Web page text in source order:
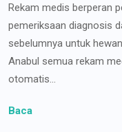
Rekam medis berperan
pemeriksaan diagnosis
sebelumnya untuk
Anabul semua rekam
otomatis...
Baca